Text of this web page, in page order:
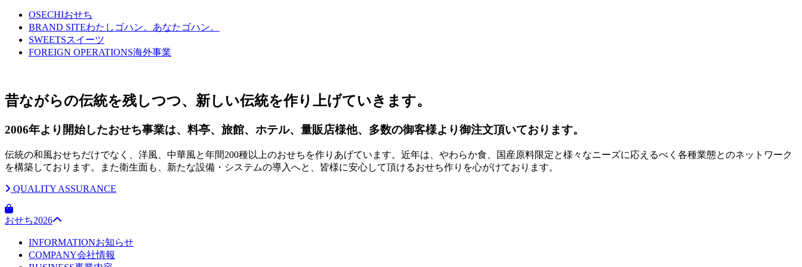
OSECHIおせち
BRAND SITEわたしゴハン。あなたゴハン。
SWEETSスイーツ
FOREIGN OPERATIONS海外事業
昔ながらの伝統を残しつつ、新しい伝統を作り上げていきます。
2006年より開始したおせち事業は、料亭、旅館、ホテル、量販店様他、多数の御客様より御注文頂いております。
伝統の和風おせちだけでなく、洋風、中華風と年間200種以上のおせちを作りあげています。近年は、やわらか食、国産原料限定と様々なニーズに応えるべく各種業態とのネットワーク
を構築しております。また衛生面も、新たな設備・システムの導入へと、皆様に安心して頂けるおせち作りを心がけております。
QUALITY ASSURANCE
おせち2026
INFORMATIONお知らせ
COMPANY会社情報